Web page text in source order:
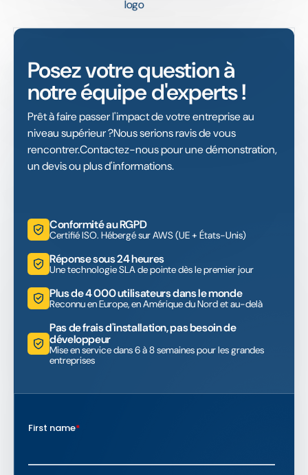
Posez votre question à
notre équipe d'experts !
Prêt à faire passer l'impact de votre entreprise au
niveau supérieur ?Nous serions ravis de vous
rencontrer.Contactez-nous pour une démonstration,
un devis ou plus d'informations.
Conformité au RGPD
Certifié ISO. Hébergé sur AWS (UE + États-Unis)
Réponse sous 24 heures
Une technologie SLA de pointe dès le premier jour
Plus de 4 000 utilisateurs dans le monde
Reconnu en Europe, en Amérique du Nord et au-delà
Pas de frais d'installation, pas besoin de
développeur
Mise en service dans 6 à 8 semaines pour les grandes
entreprises